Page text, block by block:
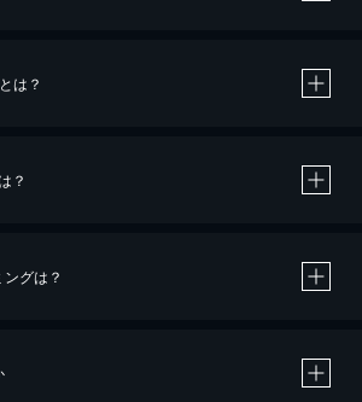
は？
クレジットカード決済による作品の購入 / レンタルです。
よる作品の購入 / レンタルは、20％のポイント還元です。
？
グは？